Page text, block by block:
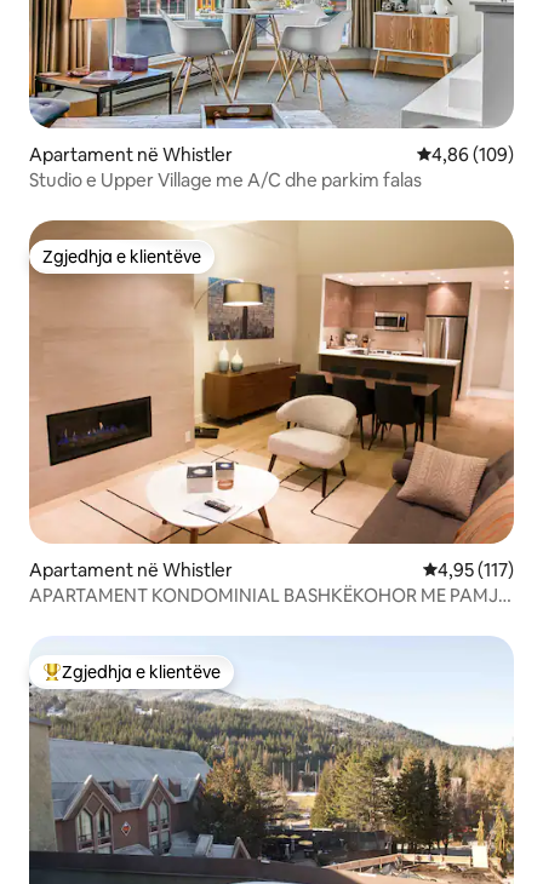
Apartament në Whistler Vlerësimi
4,86 (109)
Studio e Upper Village me A/C dhe parkim falas
Zgjedhja e klientëve
Zgjedhja e klientëve
Apartament në Whistler Vlerësimi
4,95 (117)
APARTAMENT KONDOMINIAL BASHKËKOHOR ME PAMJE
Më të mirat e zgjedhjeve të klientëve
Zgjedhja e klientëve